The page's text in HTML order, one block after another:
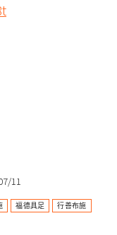
11
福德具足 行善布施